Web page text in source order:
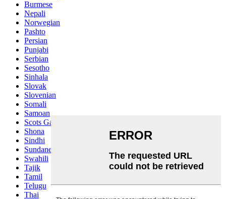
Burmese
Nepali
Norwegian
Pashto
Persian
Punjabi
Serbian
Sesotho
Sinhala
Slovak
Slovenian
Somali
Samoan
Scots Gaelic
Shona
Sindhi
Sundanese
Swahili
Tajik
Tamil
Telugu
Thai